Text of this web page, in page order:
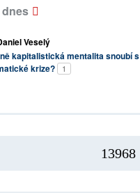
Veselý
kapitalistická mentalita snoubí s
krize?
1
13968